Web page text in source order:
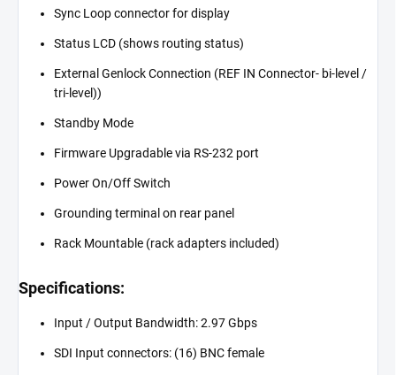
Sync Loop connector for display
Status LCD (shows routing status)
External Genlock Connection (REF IN Connector- bi-level /
tri-level))
Standby Mode
Firmware Upgradable via RS-232 port
Power On/Off Switch
Grounding terminal on rear panel
Rack Mountable (rack adapters included)
Specifications:
Input / Output Bandwidth: 2.97 Gbps
SDI Input connectors: (16) BNC female